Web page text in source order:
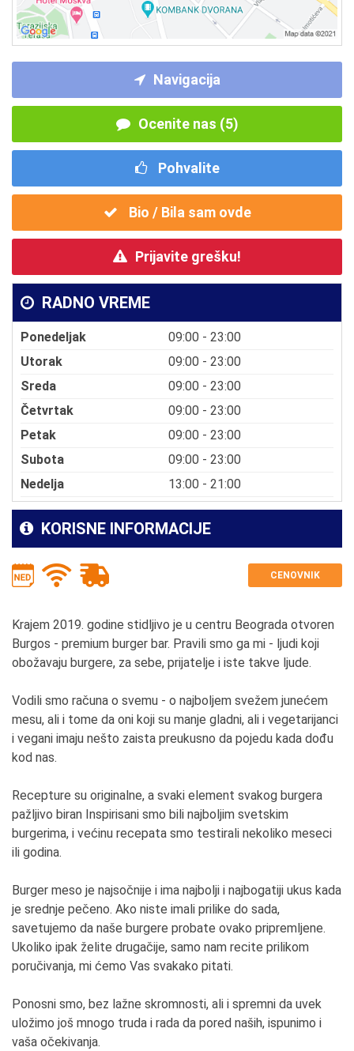
Navigacija
Ocenite nas (5)
Pohvalite
Bio / Bila sam ovde
Prijavite grešku!
RADNO VREME
Ponedeljak
09:00 - 23:00
Utorak
09:00 - 23:00
Sreda
09:00 - 23:00
Četvrtak
09:00 - 23:00
Petak
09:00 - 23:00
Subota
09:00 - 23:00
Nedelja
13:00 - 21:00
KORISNE INFORMACIJE
CENOVNIK
Krajem 2019. godine stidljivo je u centru Beograda otvoren
Burgos - premium burger bar. Pravili smo ga mi - ljudi koji
obožavaju burgere, za sebe, prijatelje i iste takve ljude.
Vodili smo računa o svemu - o najboljem svežem junećem
mesu, ali i tome da oni koji su manje gladni, ali i vegetarijanci
i vegani imaju nešto zaista preukusno da pojedu kada dođu
kod nas.
Recepture su originalne, a svaki element svakog burgera
pažljivo biran Inspirisani smo bili najboljim svetskim
burgerima, i većinu recepata smo testirali nekoliko meseci
ili godina.
Burger meso je najsočnije i ima najbolji i najbogatiji ukus kada
je srednje pečeno. Ako niste imali prilike do sada,
savetujemo da naše burgere probate ovako pripremljene.
Ukoliko ipak želite drugačije, samo nam recite prilikom
poručivanja, mi ćemo Vas svakako pitati.
Ponosni smo, bez lažne skromnosti, ali i spremni da uvek
uložimo još mnogo truda i rada da pored naših, ispunimo i
vaša očekivanja.